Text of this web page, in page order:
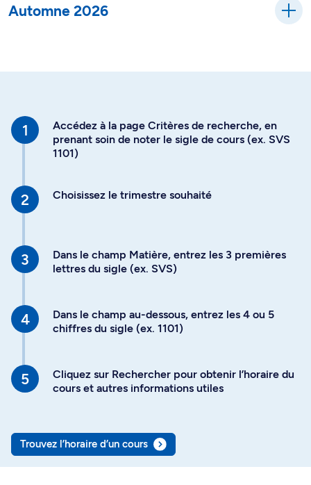
Automne 2026
Accédez à la page Critères de recherche, en
prenant soin de noter le sigle de cours (ex. SVS
1101)
Choisissez le trimestre souhaité
Dans le champ Matière, entrez les 3 premières
lettres du sigle (ex. SVS)
Dans le champ au-dessous, entrez les 4 ou 5
chiffres du sigle (ex. 1101)
Cliquez sur Rechercher pour obtenir l’horaire du
cours et autres informations utiles
Trouvez l’horaire d’un cours